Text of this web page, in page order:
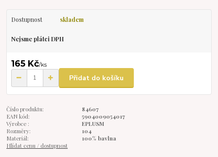
Dostupnost skladem
Nejsme plátci DPH
165 Kč/ks
Přidat do košíku
Číslo produktu:
84607
EAN kód:
5904009054017
Výrobce :
EPLUSM
Rozměry:
104
Materiál:
100% bavlna
Hlídat cenu / dostupnost